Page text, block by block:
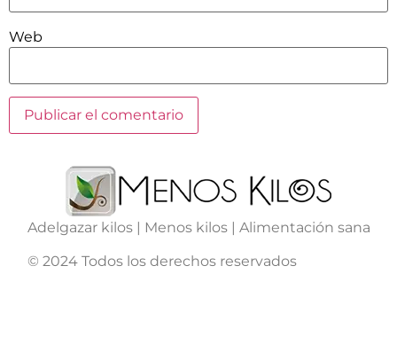
Web
Adelgazar kilos | Menos kilos | Alimentación sana
© 2024 Todos los derechos reservados